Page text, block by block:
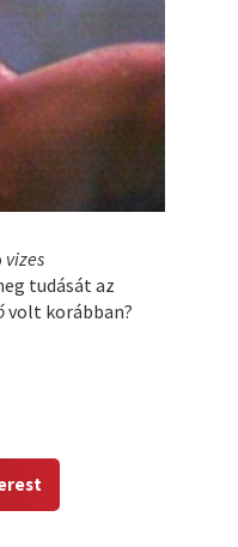
vizes
tudását az
volt korábban?